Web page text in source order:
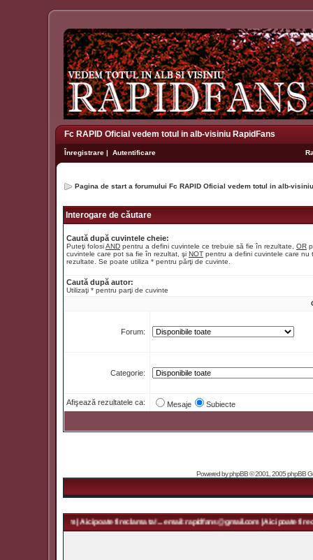
Fc RAPID Oficial vedem totul in alb-visiniu RapidFans
Înregistrare | Autentificare
Pagina de start a forumului Fc RAPID Oficial vedem totul in alb-
Interogare de căutare
Caută după cuvintele cheie:
Puteţi folosiAND pentru a defini cuvintele ce trebuie să fie în rezultate, OR
cuvintele care pot sa fie în rezultat, şi NOT pentru a defini cuvintele care nu
rezultate. Se poate utiliza * pentru părţi de cuvinte.
Caută după autor:
Utilizaţi * pentru parţi de cuvinte
Forum:
Categorie:
Afişează rezultatele ca: Mesaje Subiecte
Powered byphpBB© 2001, 2005 phpBB
| Aici poate fi reclama ta! ... email: rapidfans@gmail.com | Aici poate fi